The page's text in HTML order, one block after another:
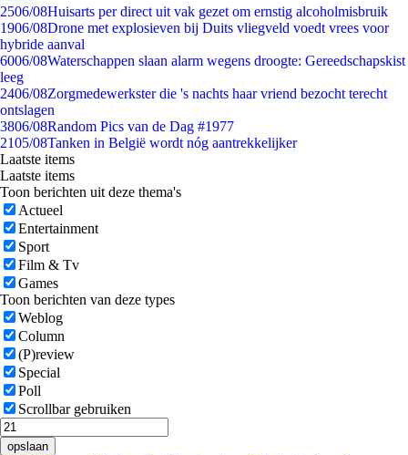
2506/08Huisarts per direct uit vak gezet om ernstig alcoholmisbruik
1906/08Drone met explosieven bij Duits vliegveld voedt vrees voor
hybride aanval
6006/08Waterschappen slaan alarm wegens droogte: Gereedschapskist
leeg
2406/08Zorgmedewerkster die 's nachts haar vriend bezocht terecht
ontslagen
3806/08Random Pics van de Dag #1977
2105/08Tanken in België wordt nóg aantrekkelijker
Laatste items
Laatste items
Toon berichten uit deze thema's
Actueel
Entertainment
Sport
Film & Tv
Games
Toon berichten van deze types
Weblog
Column
(P)review
Special
Poll
Scrollbar gebruiken
opslaan